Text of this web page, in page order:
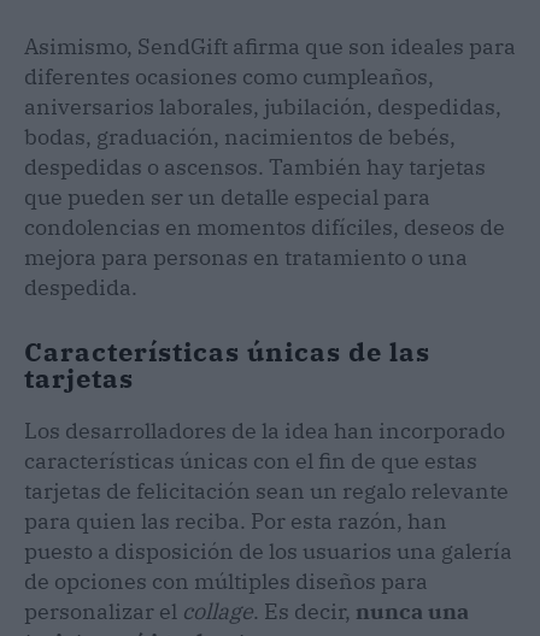
Asimismo, SendGift afirma que son ideales para
diferentes ocasiones como cumpleaños,
aniversarios laborales, jubilación, despedidas,
bodas, graduación, nacimientos de bebés,
despedidas o ascensos. También hay tarjetas
que pueden ser un detalle especial para
condolencias en momentos difíciles, deseos de
mejora para personas en tratamiento o una
despedida.
Características únicas de las
tarjetas
Los desarrolladores de la idea han incorporado
características únicas con el fin de que estas
tarjetas de felicitación sean un regalo relevante
para quien las reciba. Por esta razón, han
puesto a disposición de los usuarios una galería
de opciones con múltiples diseños para
personalizar el collage. Es decir, nunca una